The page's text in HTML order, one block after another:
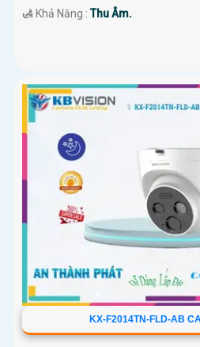
️🛃 Khả Năng :Thu Âm.
KX-F2014TN-FLD-AB